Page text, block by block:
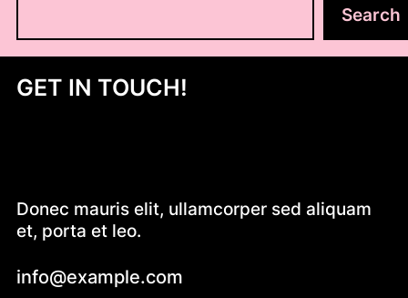
u
a
Search
GET IN TOUCH!
Donec mauris elit, ullamcorper sed aliquam
et, porta et leo.
info@example.com